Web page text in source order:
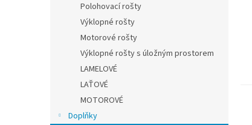
Polohovací rošty
Výklopné rošty
Motorové rošty
Výklopné rošty s úložným prostorem
LAMELOVÉ
LAŤOVÉ
MOTOROVÉ
Doplňky